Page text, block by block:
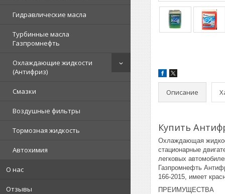
Гидравлические масла
Турбинные масла
Газпромнефть
Охлаждающие жидкости
(Антифриз)
Смазки
Воздушные фильтры
Тормозная жидкость
Автохимия
О нас
Отзывы
Описание
Купить
Охлаждающая
стационарные
легковых
Газпромнефть
166-2015, имеет
ПРЕИМУЩЕСТВА